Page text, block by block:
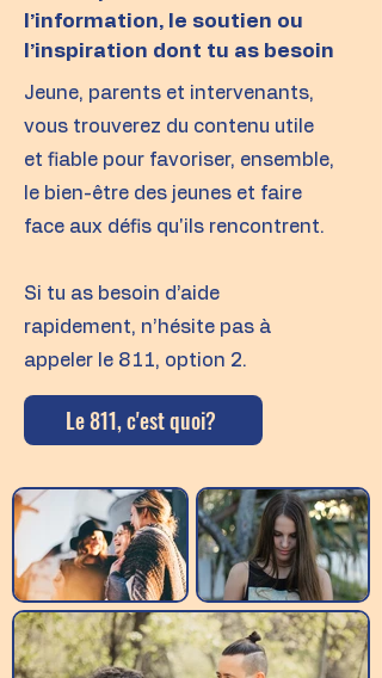
l’information, le soutien ou
l’inspiration dont tu as besoin
Jeune, parents et intervenants,
vous trouverez du contenu utile
et fiable pour favoriser, ensemble,
le bien-être des jeunes et faire
face aux défis qu'ils rencontrent.
Si tu as besoin d’aide
rapidement, n’hésite pas à
appeler le 811, option 2.
Le 811, c'est quoi?